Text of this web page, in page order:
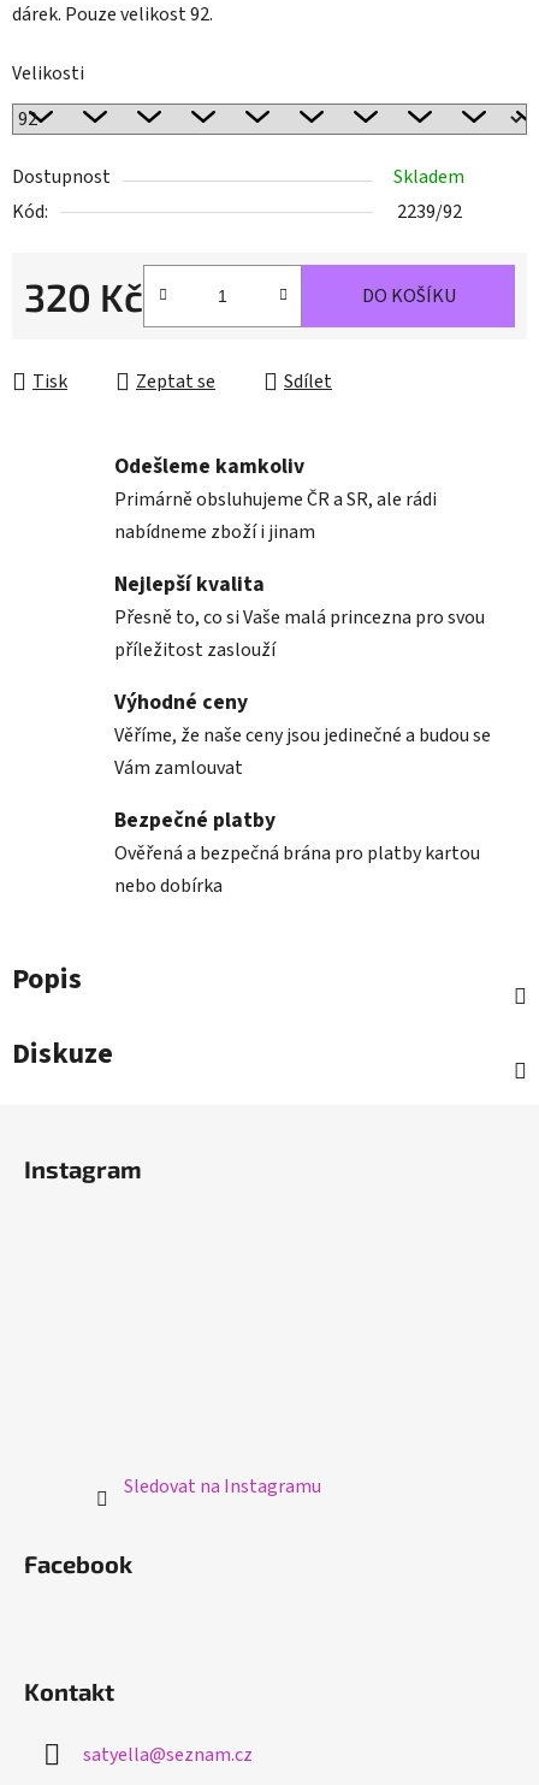
dárek. Pouze velikost 92.
Velikosti
Dostupnost
Skladem
Kód:
2239/92
320 Kč DO KOŠÍKU
Tisk Zeptat se Sdílet
Odešleme kamkoliv
Primárně obsluhujeme ČR a SR, ale rádi
nabídneme zboží i jinam
Nejlepší kvalita
Přesně to, co si Vaše malá princezna pro svou
příležitost zaslouží
Výhodné ceny
Věříme, že naše ceny jsou jedinečné a budou se
Vám zamlouvat
Bezpečné platby
Ověřená a bezpečná brána pro platby kartou
nebo dobírka
Popis
Diskuze
Instagram
Sledovat na Instagramu
Facebook
Kontakt
satyella@seznam.cz